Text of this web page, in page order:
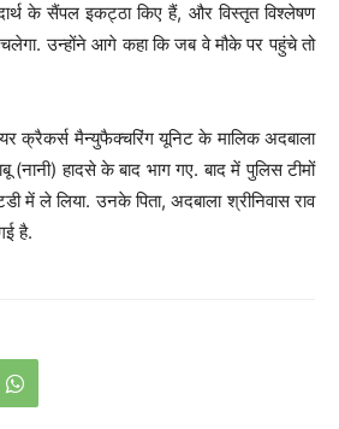
के सैंपल इकट्ठा किए हैं, और विस्तृत विश्लेषण
उन्होंने आगे कहा कि जब वे मौके पर पहुंचे तो
क्रैकर्स मैन्युफैक्चरिंग यूनिट के मालिक अदबाला
हादसे के बाद भाग गए. बाद में पुलिस टीमों
में ले लिया. उनके पिता, अदबाला श्रीनिवास राव
है.